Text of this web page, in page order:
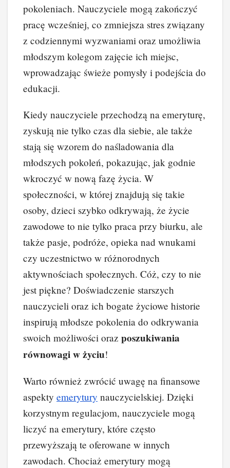
pokoleniach. Nauczyciele mogą zakończyć
pracę wcześniej, co zmniejsza stres związany
z codziennymi wyzwaniami oraz umożliwia
młodszym kolegom zajęcie ich miejsc,
wprowadzając świeże pomysły i podejścia do
edukacji.
Kiedy nauczyciele przechodzą na emeryturę,
zyskują nie tylko czas dla siebie, ale także
stają się wzorem do naśladowania dla
młodszych pokoleń, pokazując, jak godnie
wkroczyć w nową fazę życia. W
społeczności, w której znajdują się takie
osoby, dzieci szybko odkrywają, że życie
zawodowe to nie tylko praca przy biurku, ale
także pasje, podróże, opieka nad wnukami
czy uczestnictwo w różnorodnych
aktywnościach społecznych. Cóż, czy to nie
jest piękne? Doświadczenie starszych
nauczycieli oraz ich bogate życiowe historie
inspirują młodsze pokolenia do odkrywania
swoich możliwości oraz poszukiwania
równowagi w życiu!
Warto również zwrócić uwagę na finansowe
aspekty emerytury nauczycielskiej. Dzięki
korzystnym regulacjom, nauczyciele mogą
liczyć na emerytury, które często
przewyższają te oferowane w innych
zawodach. Chociaż emerytury mogą